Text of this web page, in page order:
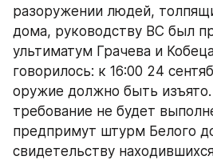
разоружении людей,
дома, руководству ВС был
ультиматум Грачева и
говорилось: к 16:00 24
оружие должно быть изъято.
требование не будет
предпримут штурм Белого
свидетельству